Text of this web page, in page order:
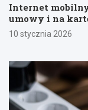
Internet
umowy i na
10 stycznia 2026